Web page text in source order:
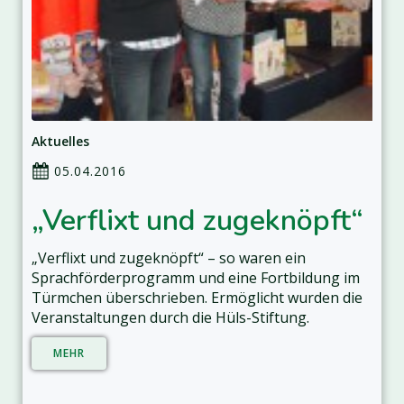
Aktuelles
05.04.2016
„Verflixt und zugeknöpft“
„Verflixt und zugeknöpft“ – so waren ein
Sprachförderprogramm und eine Fortbildung im
Türmchen überschrieben. Ermöglicht wurden die
Veranstaltungen durch die Hüls-Stiftung.
MEHR